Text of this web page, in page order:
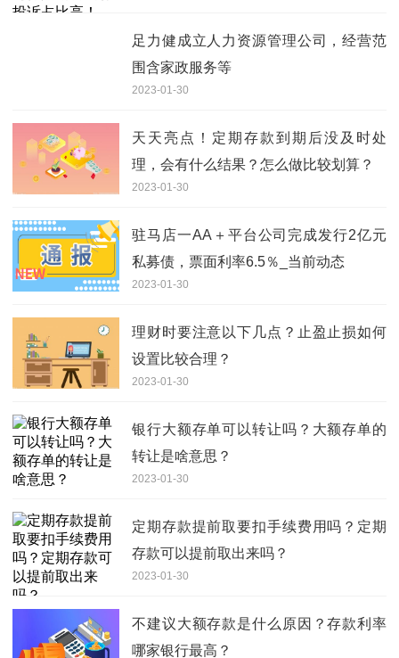
足力健成立人力资源管理公司，经营范
围含家政服务等
2023-01-30
天天亮点！定期存款到期后没及时处
理，会有什么结果？怎么做比较划算？
2023-01-30
驻马店一AA＋平台公司完成发行2亿元
私募债，票面利率6.5％_当前动态
2023-01-30
理财时要注意以下几点？止盈止损如何
设置比较合理？
2023-01-30
银行大额存单可以转让吗？大额存单的
转让是啥意思？
2023-01-30
定期存款提前取要扣手续费用吗？定期
存款可以提前取出来吗？
2023-01-30
不建议大额存款是什么原因？存款利率
哪家银行最高？